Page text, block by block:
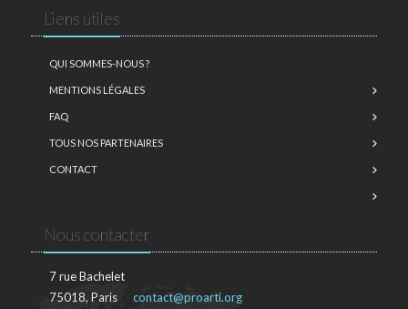
Liens utiles
QUI SOMMES-NOUS ?
MENTIONS LÉGALES
FAQ
TOUS NOS PARTENAIRES
CONTACT
Nous contacter
7 rue Bachelet
75018, Paris
contact@proarti.org